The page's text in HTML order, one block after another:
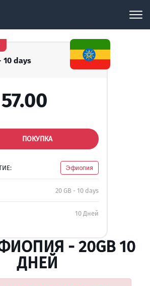
10 days
57.00
ПОКУПКА
Эфиопия
20 GB - 10 days
10 Дней
- 20GB 10
ДНЕЙ